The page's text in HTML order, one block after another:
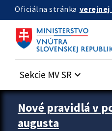
Preskocit na hlavný obsah
Oficiálna stránka verejnej
Sekcie MV SR keyboard_arrow_down
Zastavit automatický posun
Nové pravidlá v
augusta